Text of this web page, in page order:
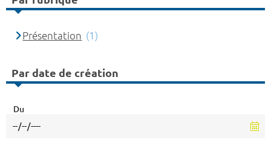
Présentation (1)
Par date de création
Du